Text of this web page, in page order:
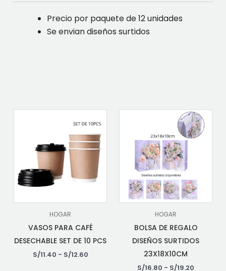
Precio por paquete de 12 unidades
Se envian diseños surtidos
HOGAR
VASOS PARA CAFÉ
DESECHABLE SET DE 10 PCS
S/11.40 - S/12.60
HOGAR
BOLSA DE REGALO
DISEÑOS SURTIDOS
23X18X10CM
S/16.80 - S/19.20